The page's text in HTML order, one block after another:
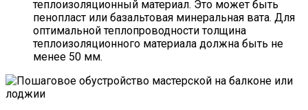
теплоизоляционный материал. Это может быть
пенопласт или базальтовая минеральная вата. Для
оптимальной теплопроводности толщина
теплоизоляционного материала должна быть не
менее 50 мм.